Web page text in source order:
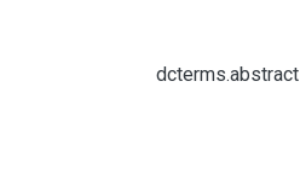
dcterms.abstract